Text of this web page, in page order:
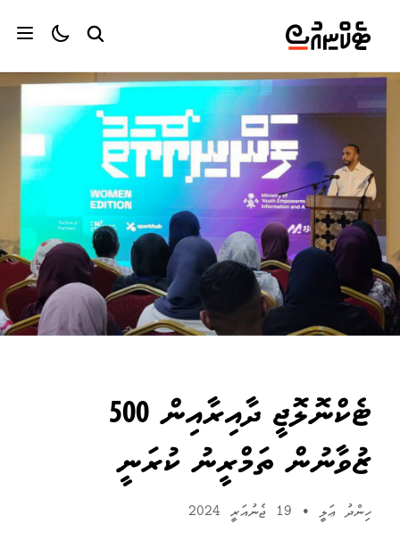
ޓެކްނޮލޮޖީ ދާއިރާއިން 500
ޒުވާނުން ތަމްރީނު ކުރަނީ
ހިންދު ޢަލީ •